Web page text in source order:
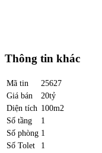
Thông tin khác
Mã tin
25627
Giá bán
20tỷ
Diện tích 100m2
Số tầng
1
Số phòng 1
Số Tolet
1